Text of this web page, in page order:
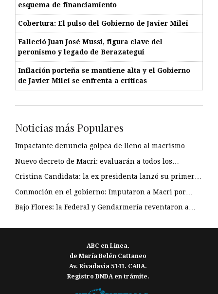
esquema de financiamiento
Cobertura: El pulso del Gobierno de Javier Milei
Falleció Juan José Mussi, figura clave del
peronismo y legado de Berazategui
Inflación porteña se mantiene alta y el Gobierno
de Javier Milei se enfrenta a críticas
Noticias más Populares
Impactante denuncia golpea de lleno al macrismo
Nuevo decreto de Macri: evaluarán a todos los…
Cristina Candidata: la ex presidenta lanzó su primer…
Conmoción en el gobierno: Imputaron a Macri por…
Bajo Flores: la Federal y Gendarmería reventaron a…
ABC en Linea.
de María Belén Cattaneo
Av. Rivadavia 5141. CABA.
Registro DNDA en trámite.